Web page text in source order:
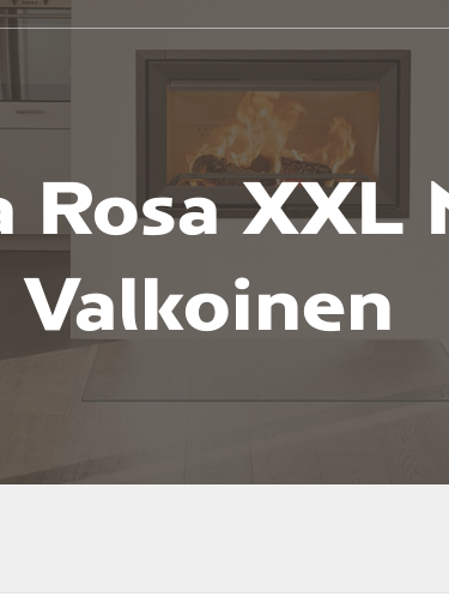
Rosa XXL
Valkoinen